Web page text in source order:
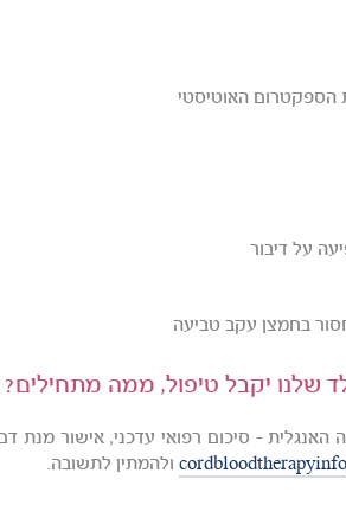
שלנו יקבל טיפול, ממה מתחילים?
- סיכום רפואי עדכני, אישור מנת
ולהמתין לתשובה.